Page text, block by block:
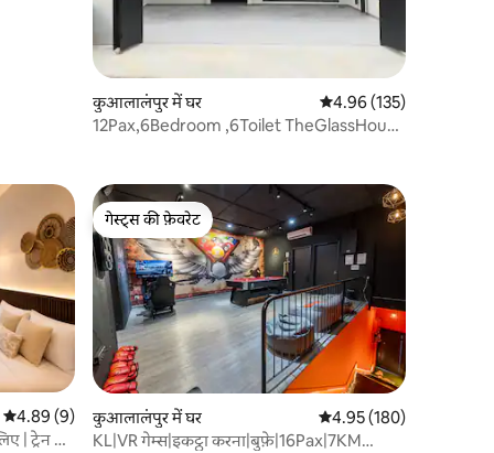
कुआलालंपुर में घर औसत रेटिंग 5 में से 4.96,
4.96 (135)
12Pax,6Bedroom ,6Toilet TheGlassHouse
औसत रेटिंग 5 में से 4.89, 9 समीक्षाएँ
4.89 (9)
| ट्रेन से 1
गेस्ट्स की फ़ेवरेट
गेस्ट्स की फ़ेवरेट
कुआलालंपुर में घर औसत रेटिंग 5 में से 4.95,
4.95 (180)
KL|VR गेम्स|इकट्ठा करना|बुफ़े|16Pax|7KM